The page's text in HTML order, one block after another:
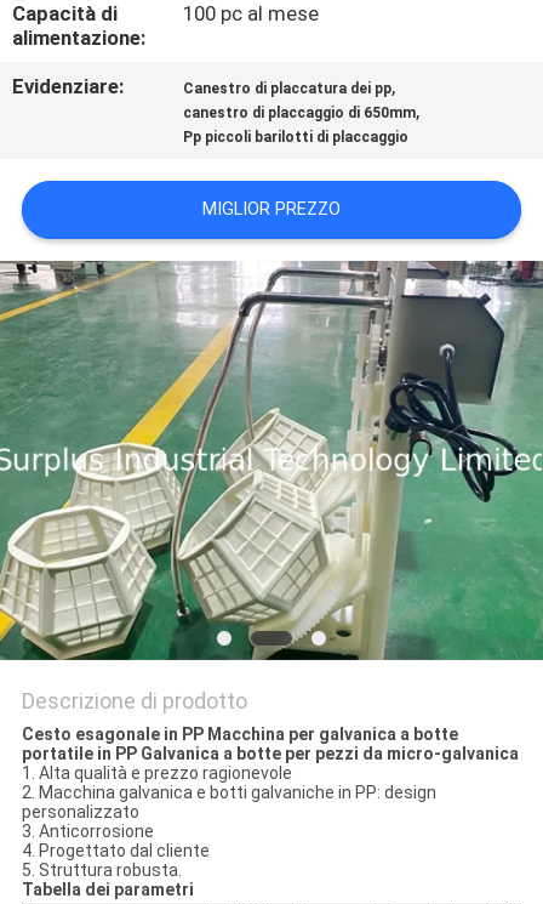
CHIEDI UN
DEL
SITO
PRIVACY
POLICY
Capacità di
alimentazione:
100 pc al mese
Evidenziare: Canestro di placcatura dei pp,
canestro di placcaggio di 650mm,
Pp piccoli barilotti di placcaggio
MIGLIOR PREZZO
Descrizione di prodotto
Cesto esagonale in PP Macchina per galvanica a botte
portatile in PP Galvanica a botte per pezzi da micro-galvanica
1. Alta qualità e prezzo ragionevole
2. Macchina galvanica e botti galvaniche in PP: design
personalizzato
3. Anticorrosione
4. Progettato dal cliente
5. Struttura robusta.
Tabella dei parametri